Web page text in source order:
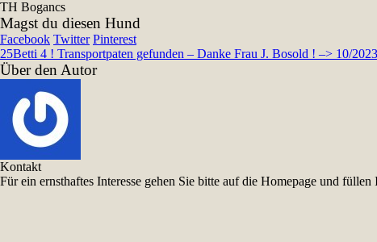
TH Bogancs
Magst du diesen Hund
Facebook Twitter Pinterest
25Betti 4 ! Transportpaten gefunden – Danke Frau J. Bosold ! –> 10/2023
Über den Autor
Kontakt
Für ein ernsthaftes Interesse gehen Sie bitte auf die Homepage und